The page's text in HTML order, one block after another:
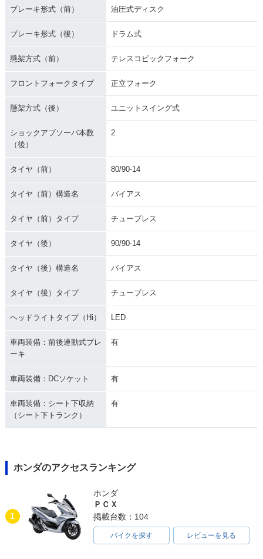
ブレーキ形式（前） 油圧式ディスク
ブレーキ形式（後） ドラム式
懸架方式（前） テレスコピックフォーク
フロントフォークタイプ 正立フォーク
懸架方式（後） ユニットスイング式
ショックアブソーバ本数
（後）
2
タイヤ（前） 80/90-14
タイヤ（前）構造名 バイアス
タイヤ（前）タイプ チューブレス
タイヤ（後） 90/90-14
タイヤ（後）構造名 バイアス
タイヤ（後）タイプ チューブレス
ヘッドライトタイプ（Hi） LED
車両装備：前後連動式ブレ
ーキ
有
車両装備：DCソケット 有
車両装備：シート下収納
（シート下トランク）
有
ホンダのアクセスランキング
1
ホンダ
ＰＣＸ
掲載台数：104
バイクを探す レビューを見る